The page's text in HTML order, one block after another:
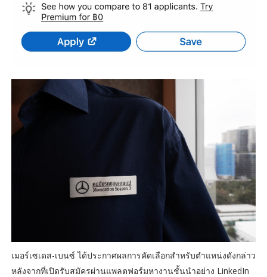
เมอร์เซเดส-เบนซ์ ได้ประกาศผลการคัดเลือกสำหรับตำแหน่งดังกล่าว
หลังจากที่เปิดรับสมัครผ่านแพลตฟอร์มหางานชั้นนำอย่าง LinkedIn